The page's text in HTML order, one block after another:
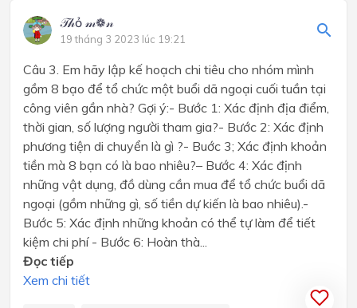
𝒯𝒽ỏ 𝓂❁𝓃
19 tháng 3 2023 lúc 19:21
Câu 3. Em hãy lập kế hoạch chi tiêu cho nhóm mình
gồm 8 bạo để tổ chức một buổi dã ngoại cuối tuần tại
công viên gần nhà? Gợi ý:- Bước 1: Xác định địa điểm,
thời gian, số lượng người tham gia?- Bước 2: Xác định
phương tiện di chuyển là gì ?- Buớc 3; Xác định khoản
tiền mà 8 bạn có là bao nhiêu?– Bước 4: Xác định
những vật dụng, đồ dùng cần mua để tổ chức buổi dã
ngoại (gồm những gì, số tiền dự kiến là bao nhiêu).-
Bước 5: Xác định những khoản có thể tự làm để tiết
kiệm chi phí - Bước 6: Hoàn thà...
Đọc tiếp
Xem chi tiết